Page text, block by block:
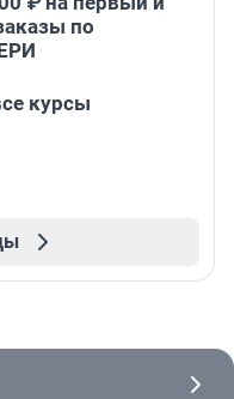
по
курсы